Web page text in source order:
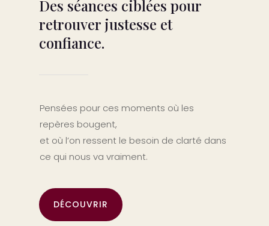
Des séances ciblées pour
retrouver justesse et
confiance.
Pensées pour ces moments où les
repères bougent,
et où l’on ressent le besoin de clarté dans
ce qui nous va vraiment.
DÉCOUVRIR